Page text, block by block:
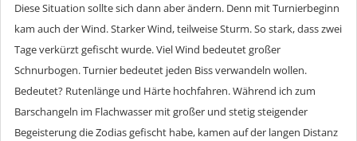
Diese Situation sollte sich dann aber ändern. Denn mit Turnierbeginn
kam auch der Wind. Starker Wind, teilweise Sturm. So stark, dass zwei
Tage verkürzt gefischt wurde. Viel Wind bedeutet großer
Schnurbogen. Turnier bedeutet jeden Biss verwandeln wollen.
Bedeutet? Rutenlänge und Härte hochfahren. Während ich zum
Barschangeln im Flachwasser mit großer und stetig steigender
Begeisterung die Zodias gefischt habe, kamen auf der langen Distanz